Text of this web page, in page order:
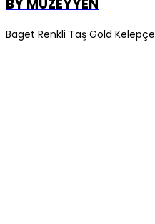
Baget Renkli Taş Gold Kelepçe